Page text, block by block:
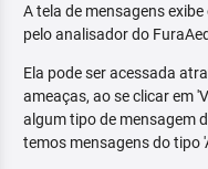
A tela de mensagens
pelo analisador do
Ela pode ser acessada
ameaças, ao se clicar em
algum tipo de mensagem
temos mensagens do tipo